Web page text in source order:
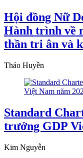
Hội đồng Nữ
Hành trình về
thần tri ân và
Thảo Huyền
Standard
trưởng GDP
Kim Nguyễn